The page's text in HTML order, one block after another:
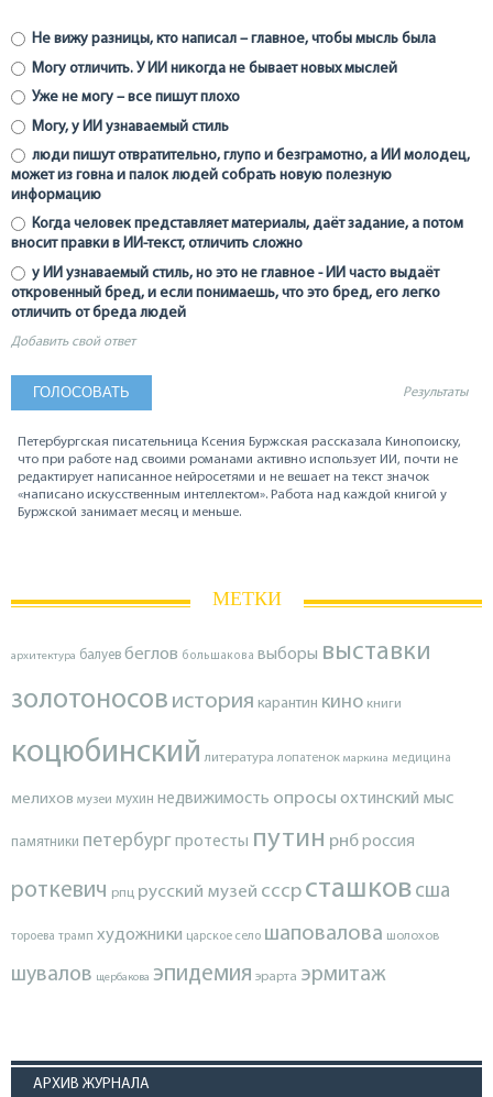
Не вижу разницы, кто написал – главное, чтобы мысль была
Могу отличить. У ИИ никогда не бывает новых мыслей
Уже не могу – все пишут плохо
Могу, у ИИ узнаваемый стиль
люди пишут отвратительно, глупо и безграмотно, а ИИ молодец,
может из говна и палок людей собрать новую полезную
информацию
Когда человек представляет материалы, даёт задание, а потом
вносит правки в ИИ-текст, отличить сложно
у ИИ узнаваемый стиль, но это не главное - ИИ часто выдаёт
откровенный бред, и если понимаешь, что это бред, его легко
отличить от бреда людей
Добавить свой ответ
Результаты
Петербургская писательница Ксения Буржская рассказала Кинопоиску,
что при работе над своими романами активно использует ИИ, почти не
редактирует написанное нейросетями и не вешает на текст значок
«написано искусственным интеллектом». Работа над каждой книгой у
Буржской занимает месяц и меньше.
МЕТКИ
архитектура балуев беглов большакова выборы выставки
золотоносов история карантин кино книги
коцюбинский литература лопатенок маркина медицина
мелихов музеи мухин недвижимость опросы охтинский мыс
памятники петербургпротесты путин рнброссия
роткевич рпц русский музей ссср сташков сша
тороева трамп художники царское село шаповалова шолохов
шувалов щербакова эпидемия эрарта эрмитаж
АРХИВ ЖУРНАЛА